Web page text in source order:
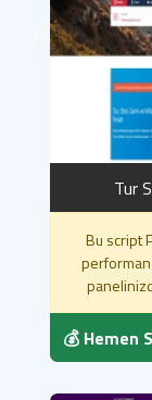
Tur
Bu script
💰 Hemen